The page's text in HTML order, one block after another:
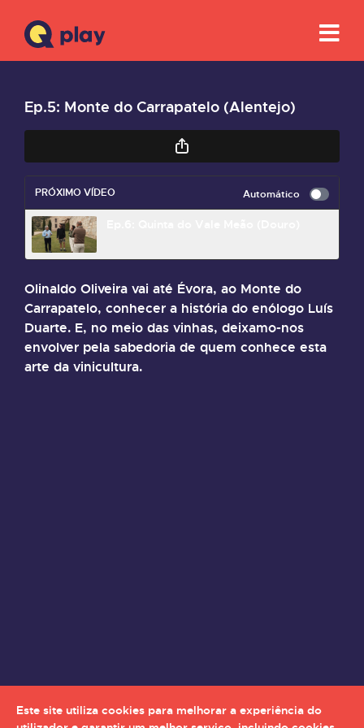
Ep.5: Monte do Carrapatelo (Alentejo)
PRÓXIMO VÍDEO Automático
Olinaldo Oliveira vai até Évora, ao Monte do
Carrapatelo, conhecer a história do enólogo Luís
Duarte. E, no meio das vinhas, deixamo-nos
envolver pela sabedoria de quem conhece esta
arte da vinicultura.
Este site utiliza cookies para melhorar a experiência do